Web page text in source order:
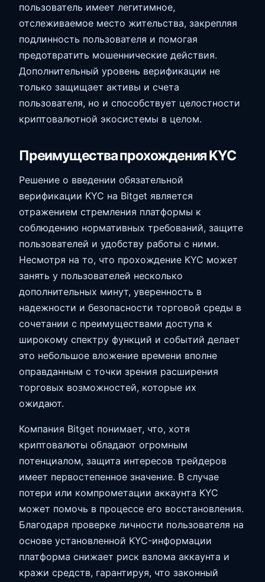
пользователь имеет легитимное,
отслеживаемое место жительства, закрепляя
подлинность пользователя и помогая
предотвратить мошеннические действия.
Дополнительный уровень верификации не
только защищает активы и счета
пользователя, но и способствует целостности
криптовалютной экосистемы в целом.
Преимущества прохождения KYC
Решение о введении обязательной
верификации KYC на Bitget является
отражением стремления платформы к
соблюдению нормативных требований, защите
пользователей и удобству работы с ними.
Несмотря на то, что прохождение KYC может
занять у пользователей несколько
дополнительных минут, уверенность в
надежности и безопасности торговой среды в
сочетании с преимуществами доступа к
широкому спектру функций и событий делает
это небольшое вложение времени вполне
оправданным с точки зрения расширения
торговых возможностей, которые их
ожидают.
Компания Bitget понимает, что, хотя
криптовалюты обладают огромным
потенциалом, защита интересов трейдеров
имеет первостепенное значение. В случае
потери или компрометации аккаунта KYC
может помочь в процессе его восстановления.
Благодаря проверке личности пользователя на
основе установленной KYC-информации
платформа снижает риск взлома аккаунта и
кражи средств, гарантируя, что законный